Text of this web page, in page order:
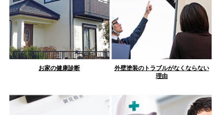
お家の健康診断
外壁塗装のトラブルがなくならない
理由